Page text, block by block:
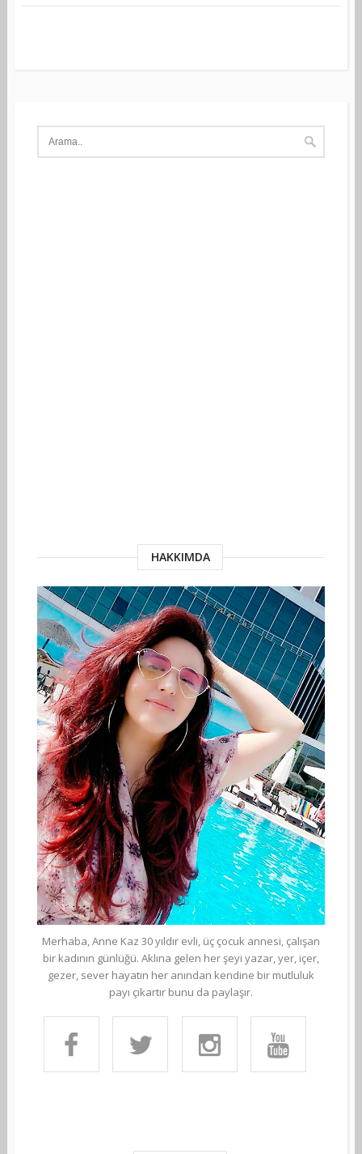
HAKKIMDA
Merhaba, Anne Kaz 30 yıldır evli, üç çocuk annesi, çalışan
bir kadının günlüğü. Aklına gelen her şeyi yazar, yer, içer,
gezer, sever hayatın her anından kendine bir mutluluk
payı çıkartır bunu da paylaşır.